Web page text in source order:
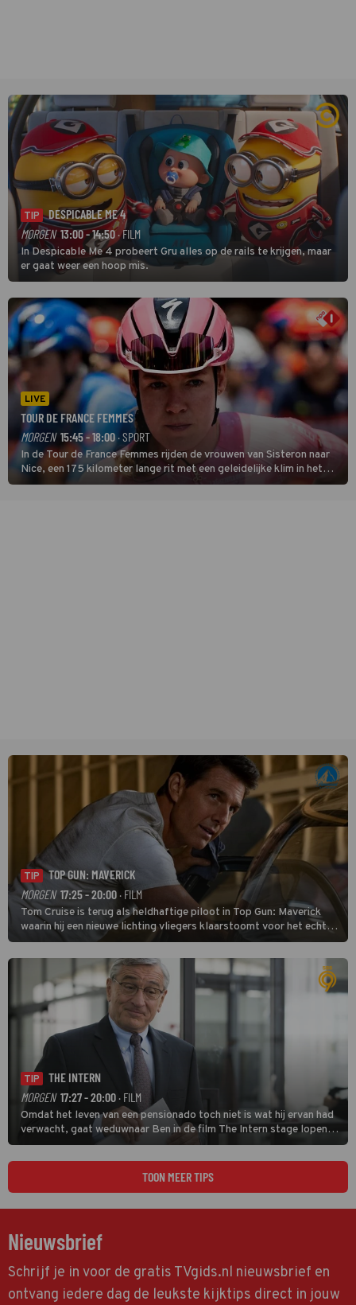
TIP
DESPICABLE ME 4
MORGEN 13:00 - 14:50· FILM
In Despicable Me 4 probeert Gru alles op de rails te krijgen, maar
er gaat weer een hoop mis.
LIVE
TOUR DE FRANCE FEMMES
MORGEN 15:45 - 18:00· SPORT
In de Tour de France Femmes rijden de vrouwen van Sisteron naar
Nice, een 175 kilometer lange rit met een geleidelijke klim in het
midden. Dat is mogelijk niet de zwaarste hindernis, dat is de
TIP
TOP GUN: MAVERICK
MORGEN 17:25 - 20:00· FILM
Tom Cruise is terug als heldhaftige piloot in Top Gun: Maverick
waarin hij een nieuwe lichting vliegers klaarstoomt voor het echte
werk.
TIP
THE INTERN
MORGEN 17:27 - 20:00· FILM
Omdat het leven van een pensionado toch niet is wat hij ervan had
verwacht, gaat weduwnaar Ben in de film The Intern stage lopen
bij de hippe webwinkel van Jules, wat een gouden zet blijkt te zijn.
TOON MEER TIPS
Nieuwsbrief
Schrijf je in voor de gratis TVgids.nl nieuwsbrief en
ontvang iedere dag de leukste kijktips direct in jouw